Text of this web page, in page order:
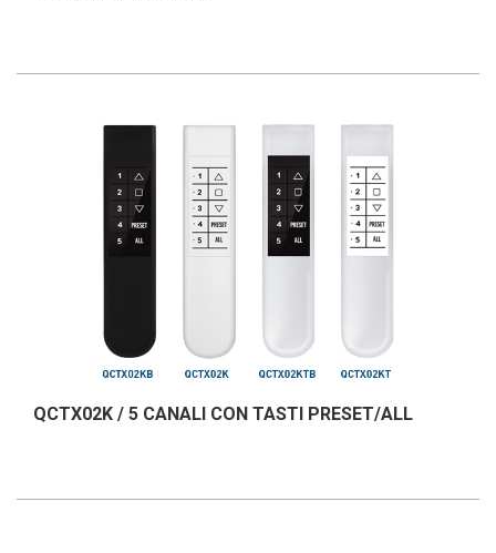
QCTX02K / 5 CANALI CON TASTI PRESET/ALL